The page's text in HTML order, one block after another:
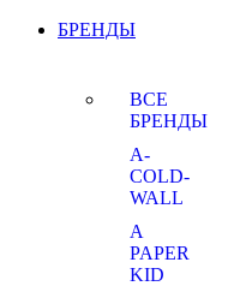
БРЕНДЫ
ВСЕ
БРЕНДЫ
A-
COLD-
WALL
A
PAPER
KID